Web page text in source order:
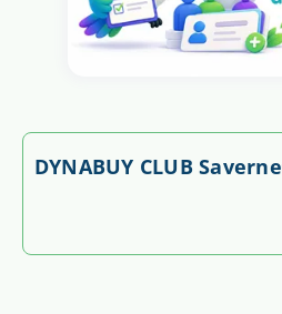
DYNABUY CLUB Saverne